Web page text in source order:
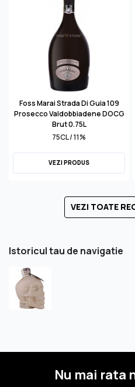
Foss Marai Strada Di Guia 109
Prosecco Valdobbiadene DOCG
Brut 0.75L
75CL / 11%
VEZI PRODUS
VEZI TOATE
Istoricul tau de navigatie
Nu mai rata